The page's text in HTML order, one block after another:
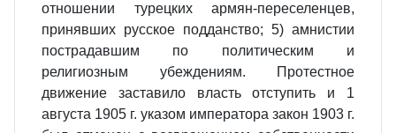
отношении турецких армян-переселенцев,
принявших русское подданство; 5) амнистии
пострадавшим по политическим и
религиозным убеждениям. Протестное
движение заставило власть отступить и 1
августа 1905 г. указом императора закон 1903 г.